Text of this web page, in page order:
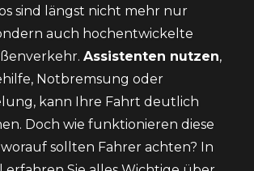
sind längst nicht mehr nur
auch hochentwickelte
Assistenten nutzen,
Notbremsung oder
kann Ihre Fahrt deutlich
Doch wie funktionieren diese
sollten Fahrer achten? In